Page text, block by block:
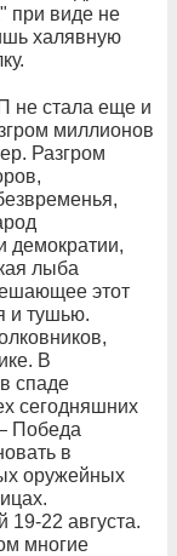
при виде не
халявную
не стала еще и
миллионов
Разгром
демократии,
лыба
этот
и тушью.
В
спаде
сегодняшних
Победа
в
оружейных
19-22 августа.
многие